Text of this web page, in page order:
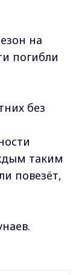
на
погибли
без
таким
повезёт,